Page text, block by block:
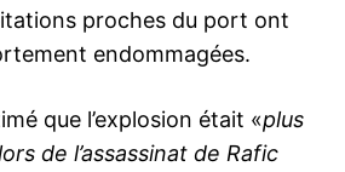
proches du port ont
endommagées.
que l’explosion était «plus
de l’assassinat de Rafic